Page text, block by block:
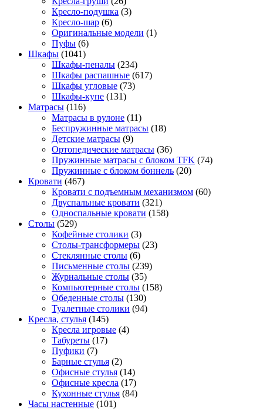
Кресло-подушка (3)
Кресло-шар (6)
Оригинальные модели (1)
Пуфы (6)
Шкафы (1041)
Шкафы-пеналы (234)
Шкафы распашные (617)
Шкафы угловые (73)
Шкафы-купе (131)
Матрасы (116)
Матрасы в рулоне (11)
Беспружинные матрасы (18)
Детские матрасы (9)
Ортопедические матрасы (36)
Пружинные матрасы с блоком TFK (74)
Пружинные с блоком боннель (20)
Кровати (467)
Кровати с подъемным механизмом (60)
Двуспальные кровати (321)
Односпальные кровати (158)
Столы (529)
Кофейные столики (3)
Столы-трансформеры (23)
Стеклянные столы (6)
Письменные столы (239)
Журнальные столы (35)
Компьютерные столы (158)
Обеденные столы (130)
Туалетные столики (94)
Кресла, стулья (145)
Кресла игровые (4)
Табуреты (17)
Пуфики (7)
Барные стулья (2)
Офисные стулья (14)
Офисные кресла (17)
Кухонные стулья (84)
Часы настенные (101)